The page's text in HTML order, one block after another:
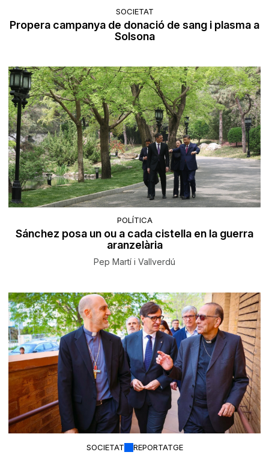
SOCIETAT
Propera campanya de donació de sang i plasma a
Solsona
POLÍTICA
Sánchez posa un ou a cada cistella en la guerra
aranzelària
Pep Martí i Vallverdú
SOCIETAT REPORTATGE